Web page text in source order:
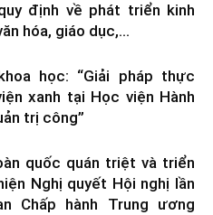
định về phát triển kinh
hóa, giáo dục,...
học: “Giải pháp thực
xanh tại Học viện Hành
trị công”
quốc quán triệt và triển
Nghị quyết Hội nghị lần
Chấp hành Trung ương